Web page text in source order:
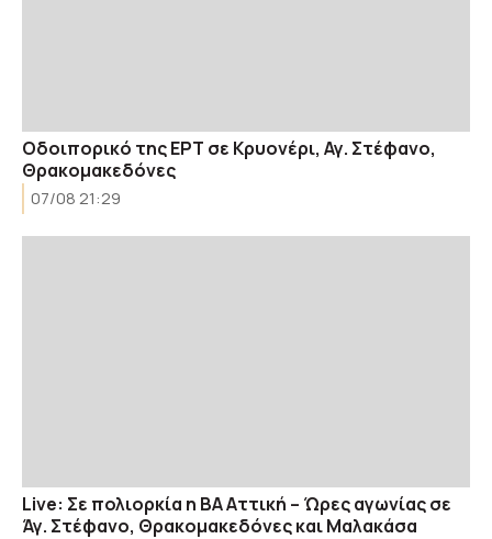
Οδοιπορικό της ΕΡΤ σε Κρυονέρι, Αγ. Στέφανο,
Θρακομακεδόνες
07/08 21:29
Live: Σε πολιορκία η ΒΑ Αττική – Ώρες αγωνίας σε
Άγ. Στέφανο, Θρακομακεδόνες και Μαλακάσα